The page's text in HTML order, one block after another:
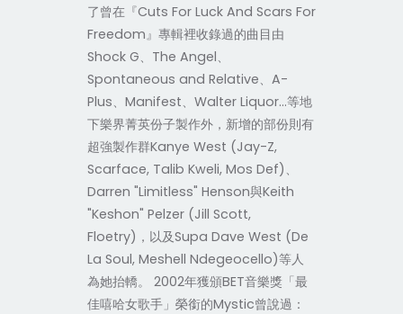
了曾在『Cuts For Luck And Scars For
Freedom』專輯裡收錄過的曲目由
Shock G、The Angel、
Spontaneous and Relative、A-
Plus、Manifest、Walter Liquor…等地
下樂界菁英份子製作外，新增的部份則有
超強製作群Kanye West (Jay-Z,
Scarface, Talib Kweli, Mos Def)、
Darren "Limitless" Henson與Keith
"Keshon" Pelzer (Jill Scott,
Floetry)，以及Supa Dave West (De
La Soul, Meshell Ndegeocello)等人
為她抬轎。 2002年獲頒BET音樂獎「最
佳嘻哈女歌手」榮銜的Mystic曾說過：